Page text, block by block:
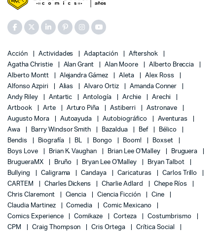
Acción Actividades Adaptación
Aftershok
Agatha Christie
Alan Grant Alan Moore
Alberto Breccia
Alberto Montt
Alejandra Gámez Aleta
Alex Ross
Alfonso Azpiri
Alias Alvaro Ortiz
Amanda Conner
Andy Riley
Antartic Antología Archie
Arechi
Artbook
Arte Arturo Piña Astiberri
Astronave
Augusto Mora
Autoayuda Autobiográfico
Aventuras
Awa
Barry Windsor Smith Bazaldua Bef
Bélico
Bendis
Biografía BL Bongo Boom!
Boxset
Boys Love
Brian K. Vaughan Brian Lee O'Malley
Bruguera
BrugueraMX
Bruño Bryan Lee O'Malley
Bryan Talbot
Bullying
Caligrama Candaya Caricaturas
Carlos Trillo
CARTEM
Charles Dickens Charlie Adlard
Chepe Ríos
Chris Claremont
Ciencia Ciencia Ficción
Cine
Claudia Martinez
Comedia
Comic Mexicano
Comics Experience
Comikaze Corteza
Costumbrismo
CPM
Craig Thompson Cris Ortega
Crítica Social